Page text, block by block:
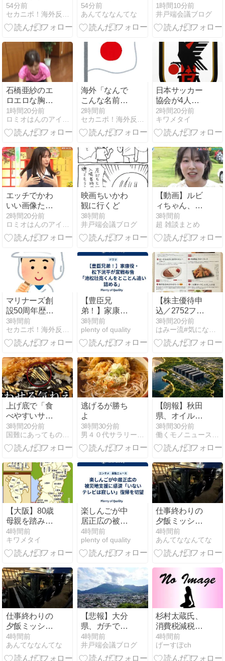
カ軍にも導入
しろ！」日本
の航空機が写
練の様子を投
稿した内容が
話題に【海外
の反応】
54分前
セカニポ！海外反応の解説とまとめ
山）
54分前
あんてななんてな
うやく気づい
た模様ｗｗｗ
ｗｗ
1時間10分前
井戸端会議ブログ
石橋亜紗のエ
ロエロな胸チ
ラ ２６０８０
９
1時間20分前
ロミオはんのアイドル等何でも２chまとめマガジン
海外「なんで
こんな名前に
なったんだ
よ…」日本の
名曲がアメリ
大ヒット→そ
の歌手の最期
に海外騒然
【海外の反
応】
2時間前
セカニポ！海外反応の解説とまとめ
日本サッカー
協会が4人の
日本人審判員
を調査 韓国協
会の性接待疑
2時間20分前
キワメタイ
エッチでかわ
いい画像たち
２６０８０９
2時間20分前
ロミオはんのアイドル等何でも２chまとめマガジン
映画ちいかわ
観に行くど
3時間前
井戸端会議ブログ
【動画】ルビ
ィちゃん、浜
田雅功に首を
絞められたせ
いで段々おか
える
3時間前
超 雑談まとめ
マリナーズ創
設50周年歴代
TOP50に日本
人選手が複数
選ばれる快
「あの時代で
はリベラに次
ぐクローザー
だったんだ
ぞ」【海外の
反応】
3時間前
セカニポ！海外反応の解説とまとめ
​【豊臣兄
弟！】家康
役・松下洸平
が宣戦布告
「池松壮亮く
追い詰める」
3時間前
plenty of quality
【株主優待申
込／2752フジ
オフードグル
ープ本社】選
べる優待品リ
ので写真付き
で紹介！あな
たなら何を選
ぶ？
3時間20分前
はみー流#気になるニュース
上げ底で「食
べやすいサイ
ズになりまし
た」→実質値
上げでは！？
く中、消費者
が“コスト削
減”を実感する
場面 [8/9]
3時間20分前
国難にあってもの申す！！
逃げるが勝ち
よ
3時間30分前
男４０代サラリーマン日記
【朗報】秋田
県、オイルマ
ネーが転がり
込んでガチで
東北最強へｗ
ｗｗｗｗｗ
3時間30分前
働くモノニュース:人生VIP職人ブログw
【大阪】80歳
母親を踏みつ
け死亡させた
疑い 58歳無職
息子を逮捕 13
2人暮らし
「介護疲れで
日常的に暴
行」 岬町 [ぐ
れ★]
4時間前
キワメタイ
​楽しんごが中
居正広の被災
地支援に感涙
「いないテレ
ビは寂しい」
4時間前
plenty of quality
仕事終わりの
夕飯ミッショ
ン〜気に入っ
ちゃった
4時間前
あんてななんてな
仕事終わりの
夕飯ミッショ
ン〜気に入っ
ちゃった
4時間前
あんてななんてな
【悲報】大分
県、ガチで逝
く・・・・・・
4時間前
井戸端会議ブログ
杉村太蔵氏、
消費税減税は
反対「低所得
者、中所得者
にはもう減税
4時間前
げーすぽch